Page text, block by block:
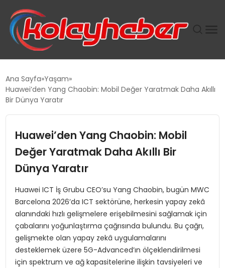
SUWEN’IN İSTIHDAM MODELI EKONOMIDE KADIN
TANYER YAPI ZEMIN MÜHENDISLIĞINDE HEDEF
BÜYÜTTÜ
TOROSLAR’DA PAZAR GERGİNLİĞİ!
Ana Sayfa Yaşam
Huawei’den Yang Chaobin: Mobil Değer Yaratmak Daha Akıllı
Bir Dünya Yaratır
Huawei’den Yang Chaobin: Mobil
Değer Yaratmak Daha Akıllı Bir
Dünya Yaratır
Huawei ICT İş Grubu CEO’su Yang Chaobin, bugün MWC
Barcelona 2026’da ICT sektörüne, herkesin yapay zekâ
alanındaki hızlı gelişmelere erişebilmesini sağlamak için
çabalarını yoğunlaştırma çağrısında bulundu. Bu çağrı,
gelişmekte olan yapay zekâ uygulamalarını
desteklemek üzere 5G-Advanced’ın ölçeklendirilmesi
için spektrum ve ağ kapasitelerine ilişkin tavsiyeleri ve